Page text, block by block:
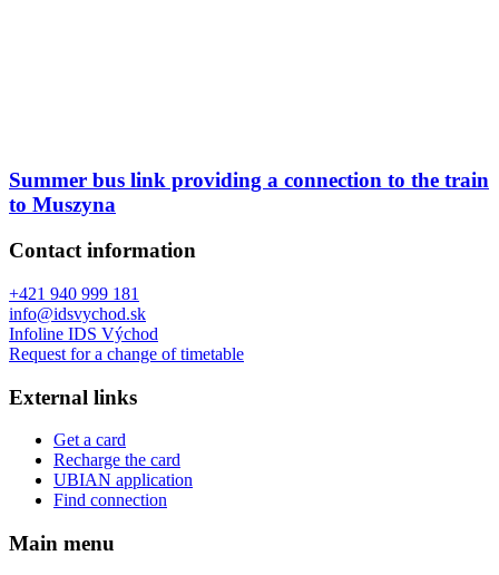
Summer bus link providing a connection to the train
to Muszyna
Contact information
+421 940 999 181
info@idsvychod.sk
Infoline IDS Východ
Request for a change of timetable
External links
Get a card
Recharge the card
UBIAN application
Find connection
Main menu